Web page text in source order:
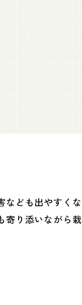
なども出やすくな
寄り添いながら栽